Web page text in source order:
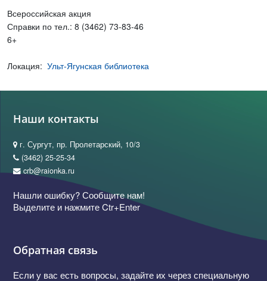
Всероссийская акция
Справки по тел.: 8 (3462) 73-83-46
6+
Локация: Ульт-Ягунская библиотека
Наши контакты
г. Сургут, пр. Пролетарский, 10/3
(3462) 25-25-34
crb@raionka.ru
Нашли ошибку? Сообщите нам!
Выделите и нажмите Ctr+Enter
Обратная связь
Если у вас есть вопросы, задайте их через специальную